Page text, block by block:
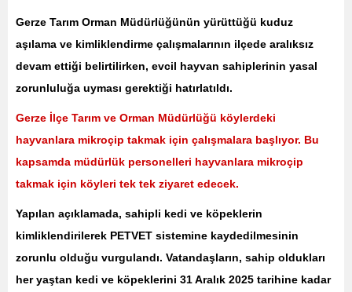
Gerze Tarım Orman Müdürlüğünün yürüttüğü kuduz
aşılama ve kimliklendirme çalışmalarının ilçede aralıksız
devam ettiği belirtilirken, evcil hayvan sahiplerinin yasal
zorunluluğa uyması gerektiği hatırlatıldı.
Gerze İlçe Tarım ve Orman Müdürlüğü köylerdeki
hayvanlara mikroçip takmak için çalışmalara başlıyor. Bu
kapsamda müdürlük personelleri hayvanlara mikroçip
takmak için köyleri tek tek ziyaret edecek.
Yapılan açıklamada, sahipli kedi ve köpeklerin
kimliklendirilerek PETVET sistemine kaydedilmesinin
zorunlu olduğu vurgulandı. Vatandaşların, sahip oldukları
her yaştan kedi ve köpeklerini 31 Aralık 2025 tarihine kadar